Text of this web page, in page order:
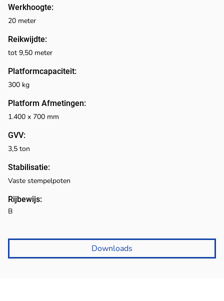
Downloads
Werkhoogte:
Reikwijdte:
Platformcapaciteit:
20 meter
tot 9,50 meter
300 kg
Platform Afmetingen:
GVV:
1.400 x 700 mm
3,5 ton
Stabilisatie:
Rijbewijs:
Vaste stempelpoten
B